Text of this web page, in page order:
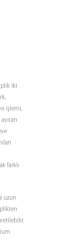
iki
işlemi,
farklı
uzun